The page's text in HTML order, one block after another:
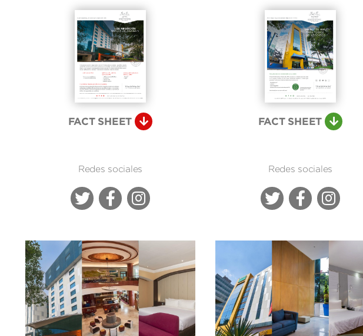
FACT SHEET
Redes sociales
FACT SHEET
Redes sociales